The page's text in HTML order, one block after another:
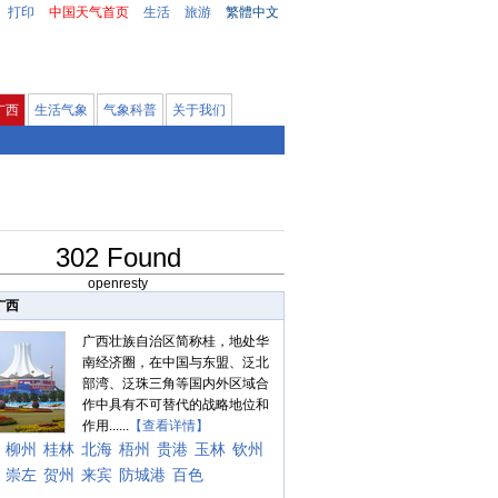
打印 中国天气首页 生活 旅游 繁體中文
西 生活气象 气象科普 关于我们
302 Found
openresty
西
广西壮族自治区简称桂，地处华
南经济圈，在中国与东盟、泛北
部湾、泛珠三角等国内外区域合
作中具有不可替代的战略地位和
作用...... 【查看详情】
柳州 桂林 北海 梧州 贵港 玉林 钦州
崇左 贺州 来宾 防城港 百色